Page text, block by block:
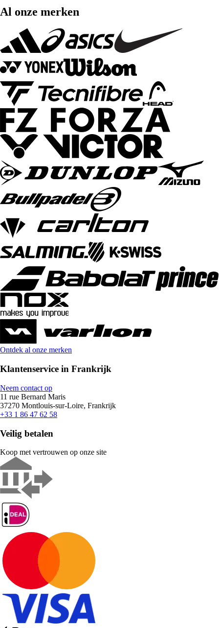
Al onze merken
Ontdek al onze merken
Klantenservice in Frankrijk
Neem contact op
11 rue Bernard Maris
37270 Montlouis-sur-Loire, Frankrijk
+33 1 86 47 62 58
Veilig betalen
Koop met vertrouwen op onze site